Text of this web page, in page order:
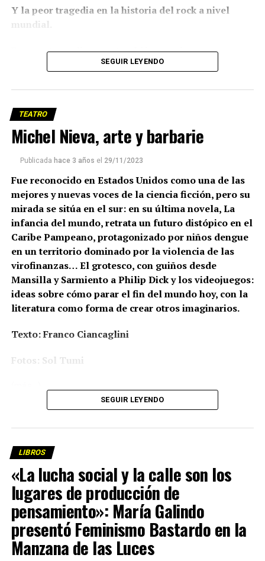
Y la peor tragedia en la historia del rock a nivel
mundial.
Fue una tragedia, pero también un crimen.
de las primeras agencias de notas y noticias por
Internet del país– fue acompañar y escuchar. De allí
surgió este libro. Comenzamos a producirlo esa
misma semana: desde los primeros encuentros de
los familiares, el ninguneo oficial, el desgarro
infinito, la angustia, y la primera movilización para
reclamar justicia.
«Ni la bengala ni el rocanrol, a nuestros pibes los
mató la corrupción» se cantaba en las calles pese,
incluso, a la represión policial. Acompañamos las
asambleas, los debates, las acciones, los dilemas.
Escuchamos especialmente a los chicos y chicas, los
llamados “sobrevivientes”, que también fueron
víctimas. La voz habitual en los medios era la de
padres y madres. También lo fue para nosotros. Pero
en el libro aparece fundamentalmente la voz de la
juventud: la generación que contó un mundo. La que
resignación y la muerte.
corazón abierto, un enorme ensayo fotográfico (de
la entonces cooperativa Sub) y también un mensaje
al futuro.
SEGUIR LEYENDO
TEATRO
Michel Nieva, arte y barbarie
Publicada hace 3 años el 29/11/2023
Fue reconocido en Estados Unidos como una de las
mejores y nuevas voces de la ciencia ficción, pero su
mirada se sitúa en el sur: en su última novela, La
infancia del mundo, retrata un futuro distópico en el
Caribe Pampeano, protagonizado por niños dengue
en un territorio dominado por la violencia de las
virofinanzas… El grotesco, con guiños desde
Mansilla y Sarmiento a Philip Dick y los videojuegos:
ideas sobre cómo parar el fin del mundo hoy, con la
literatura como forma de crear otros imaginarios.
Texto: Franco Ciancaglini
Fotos: Sol Tumi
SEGUIR LEYENDO
LIBROS
«La lucha social y la calle son los
lugares de producción de
pensamiento»: María Galindo
presentó Feminismo Bastardo en la
Manzana de las Luces